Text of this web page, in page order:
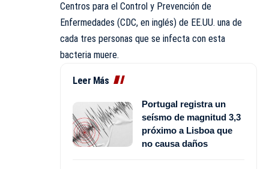
Centros para el Control y Prevención de
Enfermedades (CDC, en inglés) de EE.UU. una de
cada tres personas que se infecta con esta
bacteria muere.
Leer Más
Portugal registra un
seísmo de magnitud 3,3
próximo a Lisboa que
no causa daños